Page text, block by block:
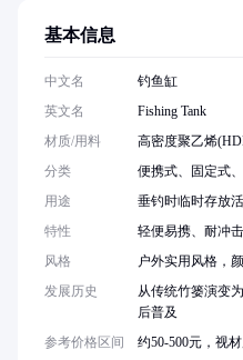
基本信息
中文名
钓鱼缸
英文名
Fishing Tank
材质/用料
高密度聚乙烯
分类
便携式、固定式
用途
垂钓时临时存放
特性
轻便易携、耐冲
风格
户外实用风格，
发展历史
从传统竹篓演变
后普及
参考价格区间
约50-500元，视